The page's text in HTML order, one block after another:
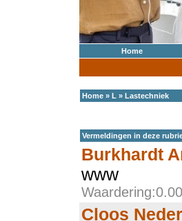
Home
Home » L » Lastechniek
Vermeldingen in deze
Burkhardt
www
Cloos